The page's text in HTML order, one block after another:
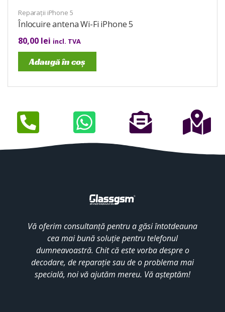
Reparații iPhone 5
Înlocuire antena Wi-Fi iPhone 5
80,00 lei incl. TVA
Adaugă în coș
Vă oferim consultanță pentru a găsi întotdeauna
cea mai bună soluție pentru telefonul
dumneavoastră. Chit că este vorba despre o
decodare, de reparație sau de o problema mai
specială, noi vă ajutăm mereu. Vă așteptăm!